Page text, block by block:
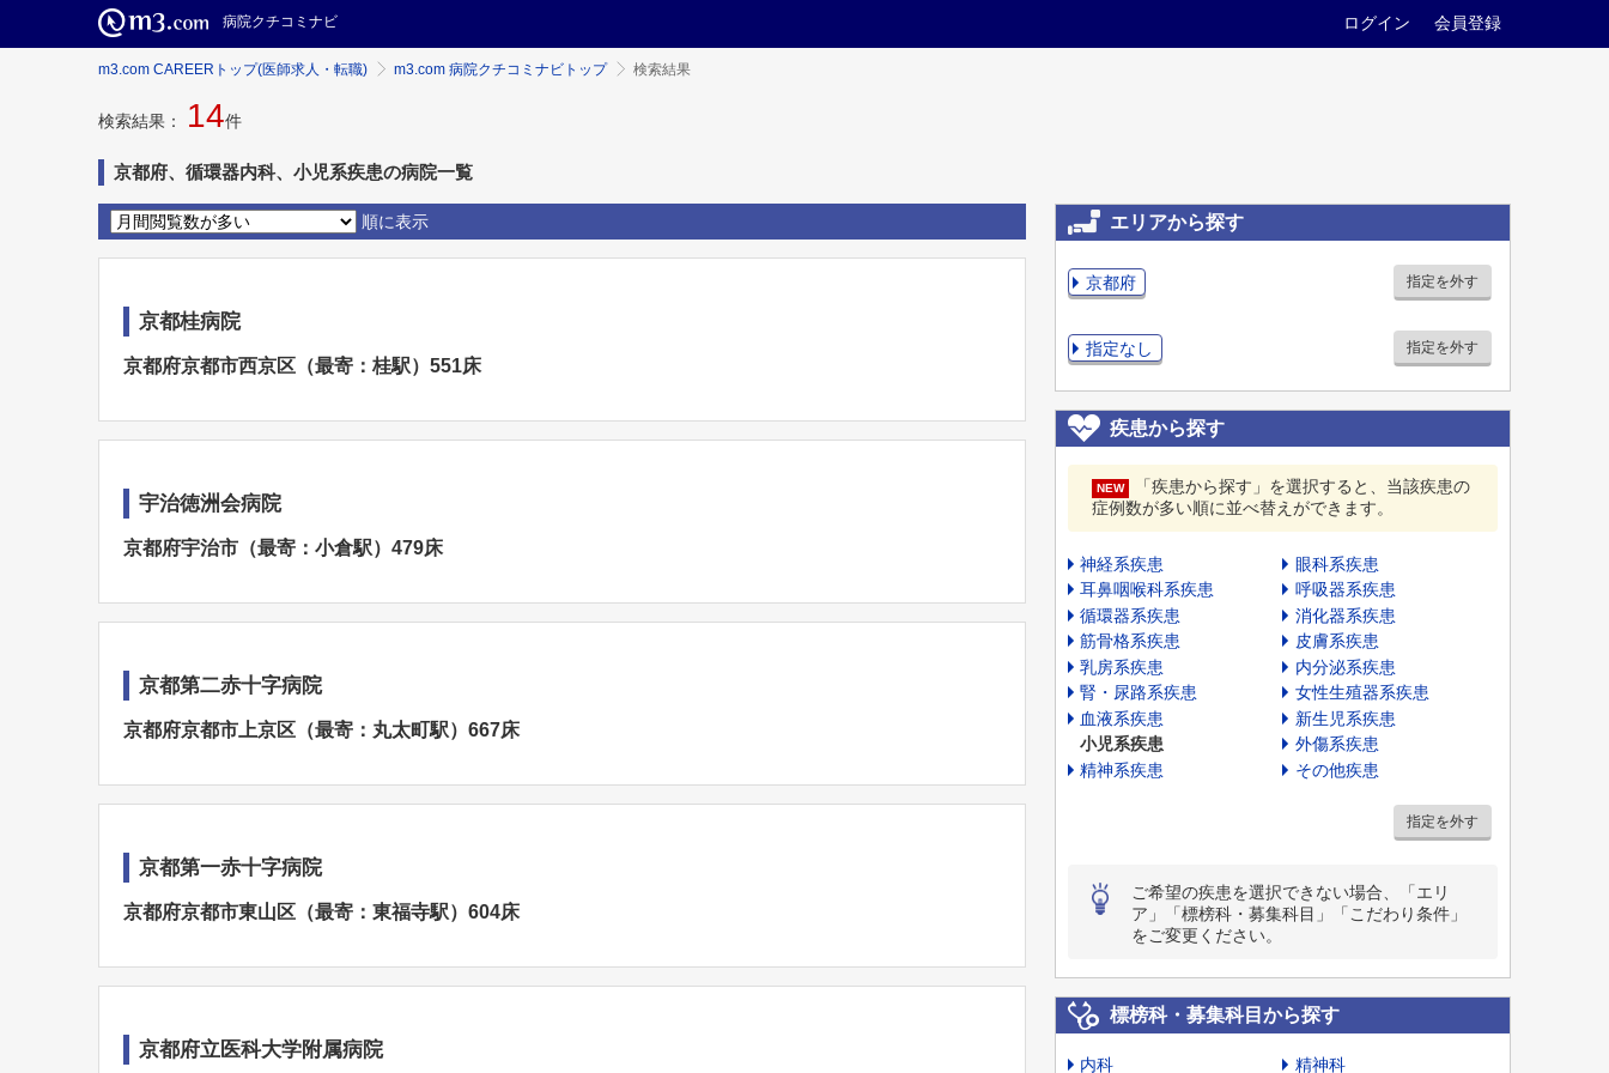
病院クチコミナビ ログイン 会員登録
m3.com CAREERトップ(医師求人・転職) m3.com 病院クチコミナビトップ 検索結果
検索結果： 14件
京都府、循環器内科、小児系疾患の病院一覧
順に表示
京都桂病院
京都府京都市西京区（最寄：桂駅）551床
宇治徳洲会病院
京都府宇治市（最寄：小倉駅）479床
京都第二赤十字病院
京都府京都市上京区（最寄：丸太町駅）667床
京都第一赤十字病院
京都府京都市東山区（最寄：東福寺駅）604床
京都府立医科大学附属病院
エリアから探す
京都府 指定を外す
指定なし 指定を外す
疾患から探す
NEW
「疾患から探す」を選択すると、当該疾患の
症例数が多い順に並べ替えができます。
神経系疾患
眼科系疾患
耳鼻咽喉科系疾患
呼吸器系疾患
循環器系疾患
消化器系疾患
筋骨格系疾患
皮膚系疾患
乳房系疾患
内分泌系疾患
腎・尿路系疾患
女性生殖器系疾患
血液系疾患
新生児系疾患
小児系疾患
外傷系疾患
精神系疾患
その他疾患
指定を外す
ご希望の疾患を選択できない場合、「エリ
ア」「標榜科・募集科目」「こだわり条件」
をご変更ください。
標榜科・募集科目から探す
内科 精神科